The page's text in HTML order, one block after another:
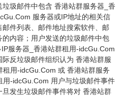
圾邮件中包含 香港站群服务器_香
服务器或IP地址的相关信
件列表、邮件地址搜索软件、邮
内容；用户发送的垃圾邮件中包
服务器_香港站群租用-idcGu.Com
反垃圾邮件组织认为 香港站群服
用-idcGu.Com 或 香港站群服务
-idcGu.Com 用户与垃圾邮件事件
发生垃圾邮件事件将对 香港站群